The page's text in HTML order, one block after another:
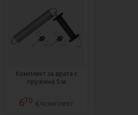
Комплект за врата с
пружина 5 м
670 €/комплект